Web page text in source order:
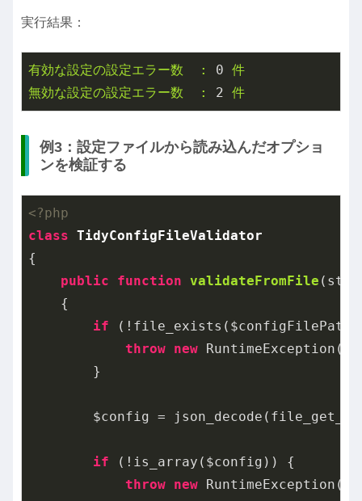
実行結果：
有効な設定の設定エラー数 : 0 件
無効な設定の設定エラー数
: 2 件
例3：設定ファイルから読み込んだオプショ
ンを検証する
<?php
class TidyConfigFileValidator
{
public
function validateFromFile
{
if
throw new RuntimeException(
        }
$config =
if (!is_array($config)) {
throw new RuntimeException(